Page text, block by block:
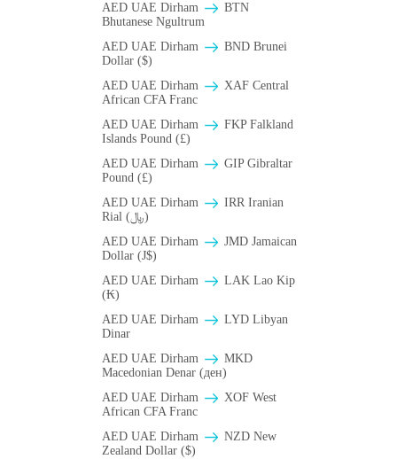
AED UAE Dirham
BTN
Bhutanese Ngultrum
AED UAE Dirham
BND Brunei
Dollar ($)
AED UAE Dirham
XAF Central
African CFA Franc
AED UAE Dirham
FKP Falkland
Islands Pound (£)
AED UAE Dirham
GIP Gibraltar
Pound (£)
AED UAE Dirham
IRR Iranian
Rial (﷼)
AED UAE Dirham
JMD Jamaican
Dollar (J$)
AED UAE Dirham
LAK Lao Kip
(₭)
AED UAE Dirham
LYD Libyan
Dinar
AED UAE Dirham
MKD
Macedonian Denar (ден)
AED UAE Dirham
XOF West
African CFA Franc
AED UAE Dirham
NZD New
Zealand Dollar ($)